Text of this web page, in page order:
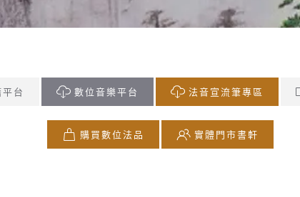
台 數位音樂平台 法音宣流筆專區
購買數位法品 實體門市書軒